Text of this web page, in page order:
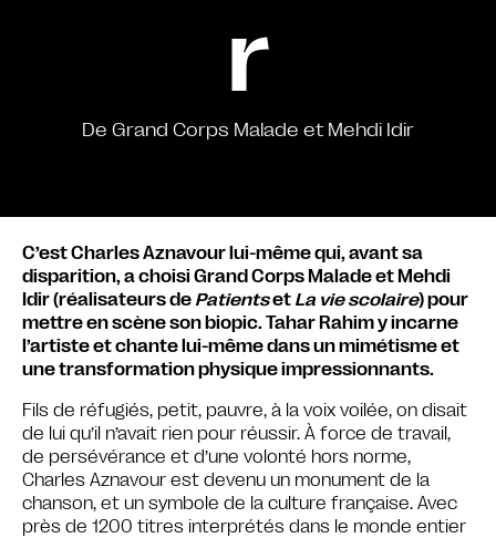
r
De Grand Corps Malade et Mehdi Idir
C’est Charles Aznavour lui-même qui, avant sa
disparition, a choisi Grand Corps Malade et Mehdi
Idir (réalisateurs de Patientset La vie scolaire) pour
mettre en scène son biopic. Tahar Rahim y incarne
l’artiste et chante lui-même dans un mimétisme et
une transformation physique impressionnants.
Fils de réfugiés, petit, pauvre, à la voix voilée, on disait
de lui qu’il n’avait rien pour réussir. À force de travail,
de persévérance et d’une volonté hors norme,
Charles Aznavour est devenu un monument de la
chanson, et un symbole de la culture française. Avec
près de 1200 titres interprétés dans le monde entier